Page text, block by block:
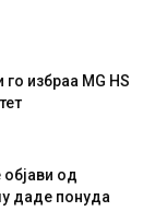
избраа MG HS
објави од
даде понуда